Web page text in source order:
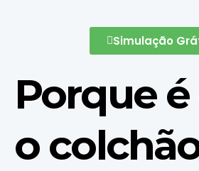
Simulação
Porque
o